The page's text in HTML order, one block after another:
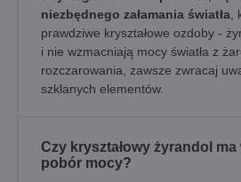
niezbędnego załamania światła
prawdziwe kryształowe ozdoby -
i nie wzmacniają mocy światła z
rozczarowania, zawsze zwracaj
szklanych elementów.
Czy kryształowy żyrandol
pobór mocy?